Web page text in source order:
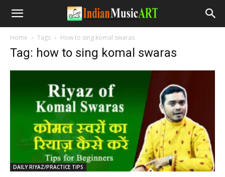
Home Tags How to sing komal swaras
Tag: how to sing komal swaras
DAILY RIYAZ/PRACTICE TIPS